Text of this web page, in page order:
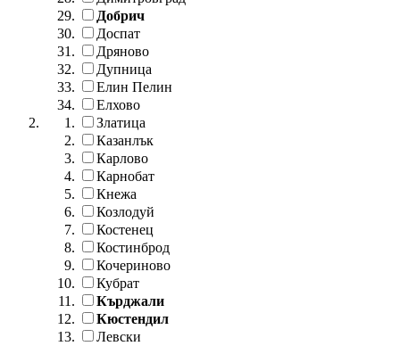
Добрич
Доспат
Дряново
Дупница
Елин Пелин
Елхово
Златица
Казанлък
Карлово
Карнобат
Кнежа
Козлодуй
Костенец
Костинброд
Кочериново
Кубрат
Кърджали
Кюстендил
Левски